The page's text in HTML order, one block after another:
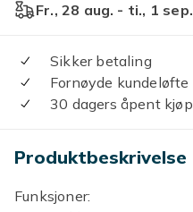
Fr., 28 aug. - ti., 1 sep.
Sikker betaling
Fornøyde kundeløfte
30 dagers åpent kjøp
Produktbeskrivelse
Funksjoner: